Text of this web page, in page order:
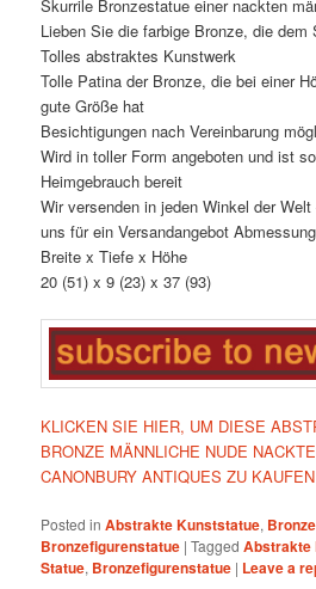
Skurrile Bronzestatue einer nackten
Lieben Sie die farbige Bronze, die
Tolles abstraktes Kunstwerk
Tolle Patina der Bronze, die bei einer
gute Größe hat
Besichtigungen nach Vereinbarung
Wird in toller Form angeboten und ist
Heimgebrauch bereit
Wir versenden in jeden Winkel der
uns für ein Versandangebot
Breite x Tiefe x Höhe
20 (51) x 9 (23) x 37 (93)
KLICKEN SIE HIER, UM DIESE
BRONZE MÄNNLICHE NUDE
CANONBURY ANTIQUES ZU KAUFEN
Posted in Abstrakte Kunststatue,
Bronzefigurenstatue |Tagged Abstrakte
Statue, Bronzefigurenstatue | Leave a